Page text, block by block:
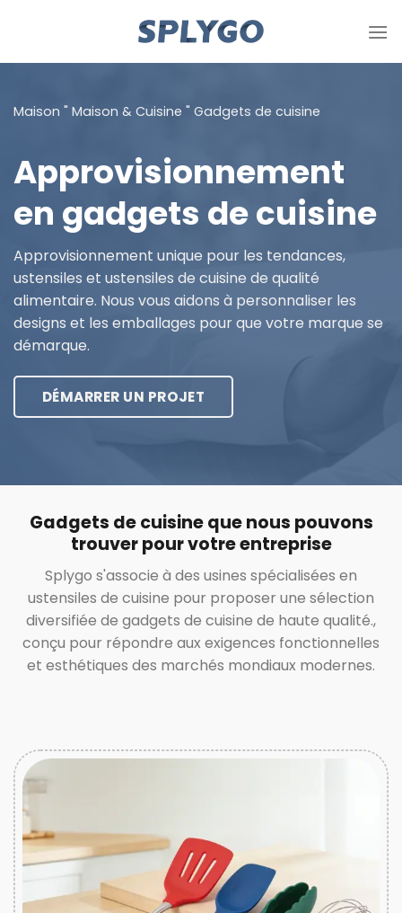
Maison " Maison & Cuisine " Gadgets de cuisine
Approvisionnement
en gadgets de cuisine
Approvisionnement unique pour les tendances,
ustensiles et ustensiles de cuisine de qualité
alimentaire. Nous vous aidons à personnaliser les
designs et les emballages pour que votre marque se
démarque.
DÉMARRER UN PROJET
Gadgets de cuisine que nous pouvons
trouver pour votre entreprise
Splygo s'associe à des usines spécialisées en
ustensiles de cuisine pour proposer une sélection
diversifiée de gadgets de cuisine de haute qualité.,
conçu pour répondre aux exigences fonctionnelles
et esthétiques des marchés mondiaux modernes.